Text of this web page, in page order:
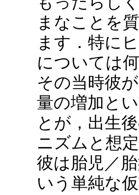
まなことを
ます．特に
については
その当時彼
量の増加と
とが，出生
ニズムと想
彼は胎児／
いう単純な